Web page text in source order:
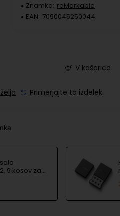
Znamka: reMarkable
EAN: 7090045250044
V košarico
Primerjajte ta izdelek
9 kosov za